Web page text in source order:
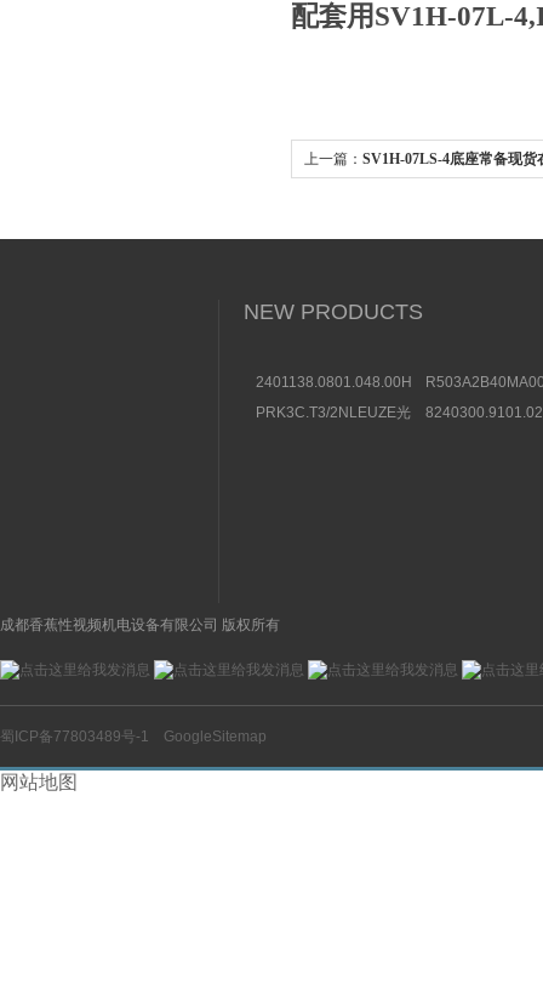
配套用SV1H-07L-
上一篇： SV1H-07LS-4底座常备现货
NEW PRODUCTS
2401138.0801.048.00HERION
数据
PRK3C.T3/2NLEUZE光
成都香蕉性视频机电设备有限公司 版权所有
蜀ICP备77803489号-1 GoogleSitemap
网站地图